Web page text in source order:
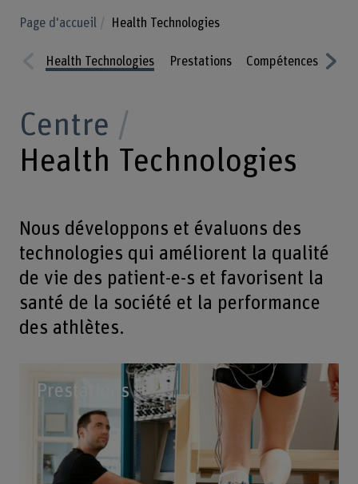
Page d'accueil Health Technologies
ious
Health Technologies Prestations Compétences
Centre
Health Technologies
Nous développons et évaluons des
technologies qui améliorent la qualité
de vie des patient-e-s et favorisent la
santé de la société et la performance
des athlètes.
Prestations